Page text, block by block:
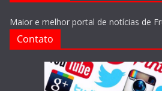
Maior e melhor portal de notícias de
Contato